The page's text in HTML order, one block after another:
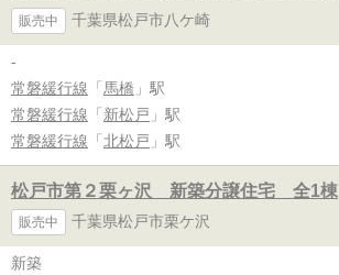
販売中 千葉県松戸市八ケ崎
-
常磐緩行線 「 馬橋 」駅
常磐緩行線 「 新松戸 」駅
常磐緩行線 「 北松戸 」駅
松戸市第２栗ヶ沢 新築分譲住宅 全1棟
販売中 千葉県松戸市栗ケ沢
新築